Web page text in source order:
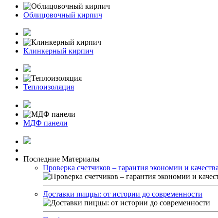
Облицовочный кирпич
Клинкерный кирпич
Теплоизоляция
МДФ панели
Последние Материалы
Проверка счетчиков – гарантия экономии и
Доставки пиццы: от истории до современности